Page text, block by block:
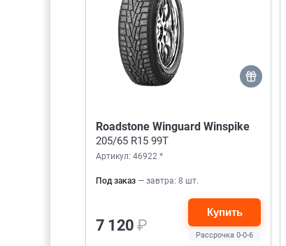
Roadstone Winguard Winspike
205/65 R15 99T
Артикул: 46922 *
Под заказ — завтра: 8 шт.
7 120₽
Купить
Рассрочка 0-0-6